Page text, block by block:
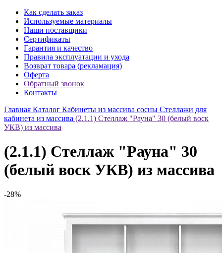
Как сделать заказ
Используемые материалы
Наши поставщики
Сертификаты
Гарантия и качество
Правила эксплуатации и ухода
Возврат товара (рекламация)
Оферта
Обратный звонок
Контакты
Главная Каталог Кабинеты из массива сосны Стеллажи для
кабинета из массива (2.1.1) Стеллаж "Рауна" 30 (белый воск
УКВ) из массива
(2.1.1) Стеллаж "Рауна" 30
(белый воск УКВ) из массива
-28%